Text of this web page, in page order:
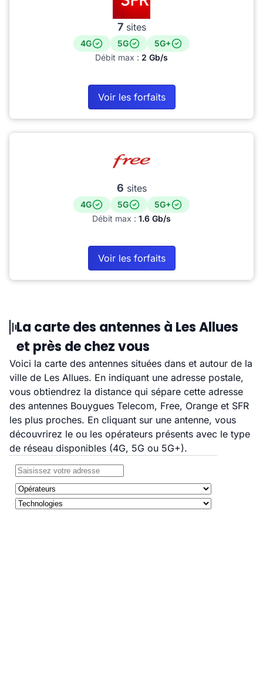
7sites
4G 5G
5G+
Débit max : 2 Gb/s
Voir les forfaits
6 sites
4G 5G
5G+
Débit max : 1.6 Gb/s
Voir les forfaits
La carte des antennes à Les Allues
et près de chez vous
Voici la carte des antennes situées dans et autour de la
ville de Les Allues. En indiquant une adresse postale,
vous obtiendrez la distance qui sépare cette adresse
des antennes Bouygues Telecom, Free, Orange et SFR
les plus proches. En cliquant sur une antenne, vous
découvrirez le ou les opérateurs présents avec le type
de réseau disponibles (4G, 5G ou 5G+).